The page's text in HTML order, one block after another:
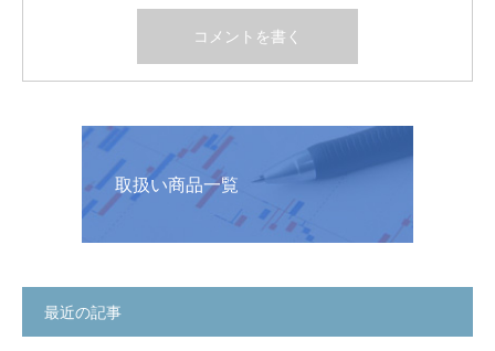
取扱い商品一覧
最近の記事